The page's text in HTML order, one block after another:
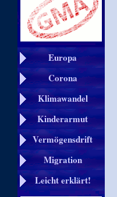
Europa
Corona
Klimawandel
Kinderarmut
Vermögensdrift
Migration
Leicht erklärt!